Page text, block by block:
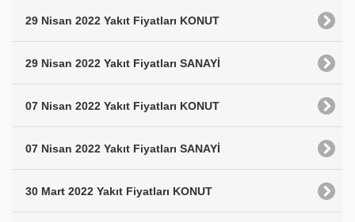
29 Nisan 2022 Yakıt Fiyatları KONUT
29 Nisan 2022 Yakıt Fiyatları SANAYİ
07 Nisan 2022 Yakıt Fiyatları KONUT
07 Nisan 2022 Yakıt Fiyatları SANAYİ
30 Mart 2022 Yakıt Fiyatları KONUT